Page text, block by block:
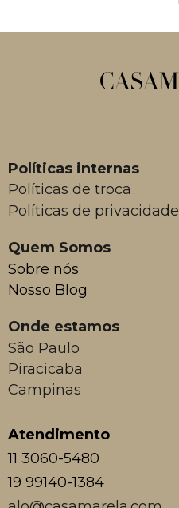
Políticas internas
Políticas de troca
Políticas de privacidade
Quem Somos
Sobre nós
Nosso Blog
Onde estamos
São Paulo
Piracicaba
Campinas
Atendimento
11 3060-5480
19 99140-1384